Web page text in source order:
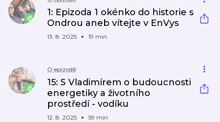
1: Epizoda 1 okénko do historie s
Ondrou aneb vítejte v EnVys
13. 8. 2025 19 min
O epizodě
15: S Vladimírem o budoucnosti
energetiky a životního
prostředí - vodíku
12. 8. 2025 59 min